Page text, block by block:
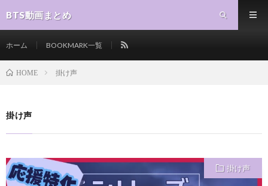
BTS動画まとめ
ホーム BOOKMARK一覧
HOME 掛け声
掛け声
掛け声